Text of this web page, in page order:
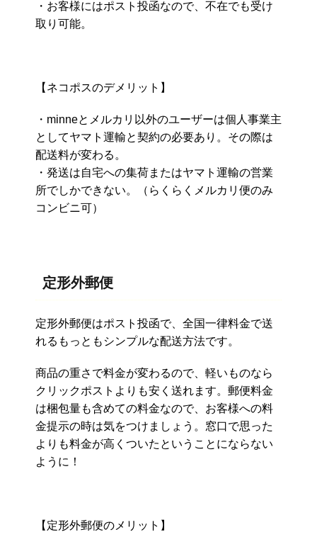
・お客様にはポスト投函なので、不在でも受け
取り可能。
【ネコポスのデメリット】
・minneとメルカリ以外のユーザーは個人事業主
としてヤマト運輸と契約の必要あり。その際は
配送料が変わる。
・発送は自宅への集荷またはヤマト運輸の営業
所でしかできない。（らくらくメルカリ便のみ
コンビニ可）
定形外郵便
定形外郵便はポスト投函で、全国一律料金で送
れるもっともシンプルな配送方法です。
商品の重さで料金が変わるので、軽いものなら
クリックポストよりも安く送れます。郵便料金
は梱包量も含めての料金なので、お客様への料
金提示の時は気をつけましょう。窓口で思った
よりも料金が高くついたということにならない
ように！
【定形外郵便のメリット】